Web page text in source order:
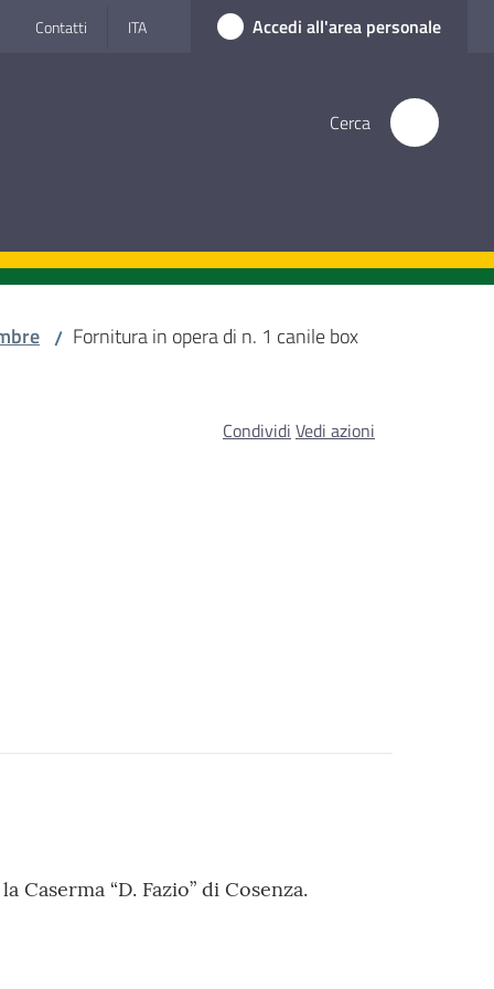
Contatti ITA Accedi all'area personale
Cerca
/ Fornitura in opera di n. 1 canile box
Condividi Vedi azioni
“D. Fazio” di Cosenza.